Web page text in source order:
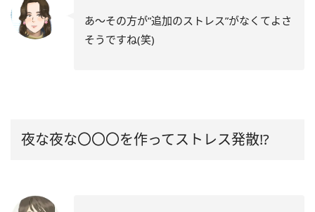
あ～その方が”追加のストレス”がなくてよさ
そうですね(笑)
夜な夜な〇〇〇を作ってストレス発散!?